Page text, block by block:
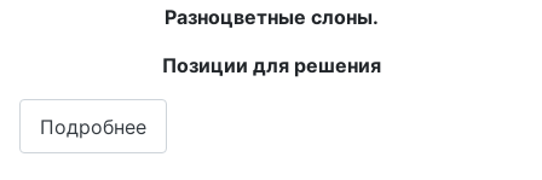
Разноцветные слоны.
Позиции для решения
Подробнее